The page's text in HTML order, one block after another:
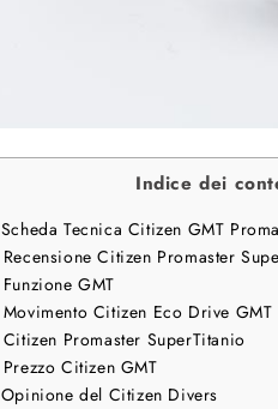
Indice dei
Scheda Tecnica Citizen GMT
Recensione Citizen Promaster
Funzione GMT
Movimento Citizen Eco Drive GMT
Citizen Promaster SuperTitanio
Prezzo Citizen GMT
Opinione del Citizen Divers